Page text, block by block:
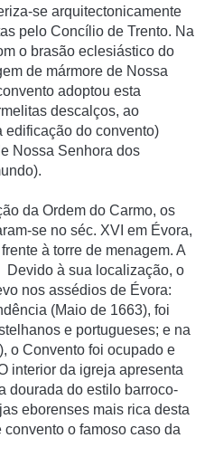
se arquitectonicamente
pelo Concí­lio de Trento. Na
o brasão eclesiástico do
de mármore de Nossa
adoptou esta
descalços, ao
edificação do convento)
Nossa Senhora dos
da Ordem do Carmo, os
se no séc. XVI em Évora,
à torre de menagem. A
Devido à sua localização, o
nos assédios de Évora:
(Maio de 1663), foi
e portugueses; e na
o Convento foi ocupado e
interior da igreja apresenta
dourada do estilo barroco-
eborenses mais rica desta
o famoso caso da